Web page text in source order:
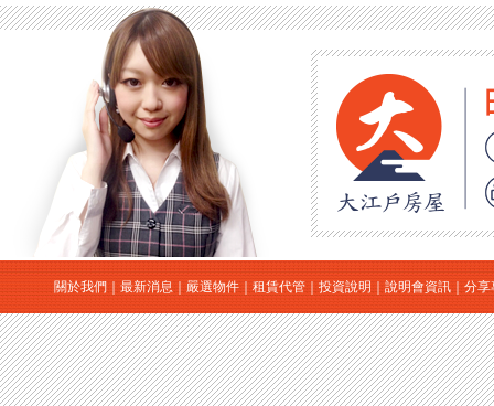
關於我們 最新消息 嚴選物件 租賃代管 投資說明 說明會資訊 分享
日本房地產
｜
日本買房
｜
日本購屋
｜
日本投資
｜
大江戶房屋有限公司